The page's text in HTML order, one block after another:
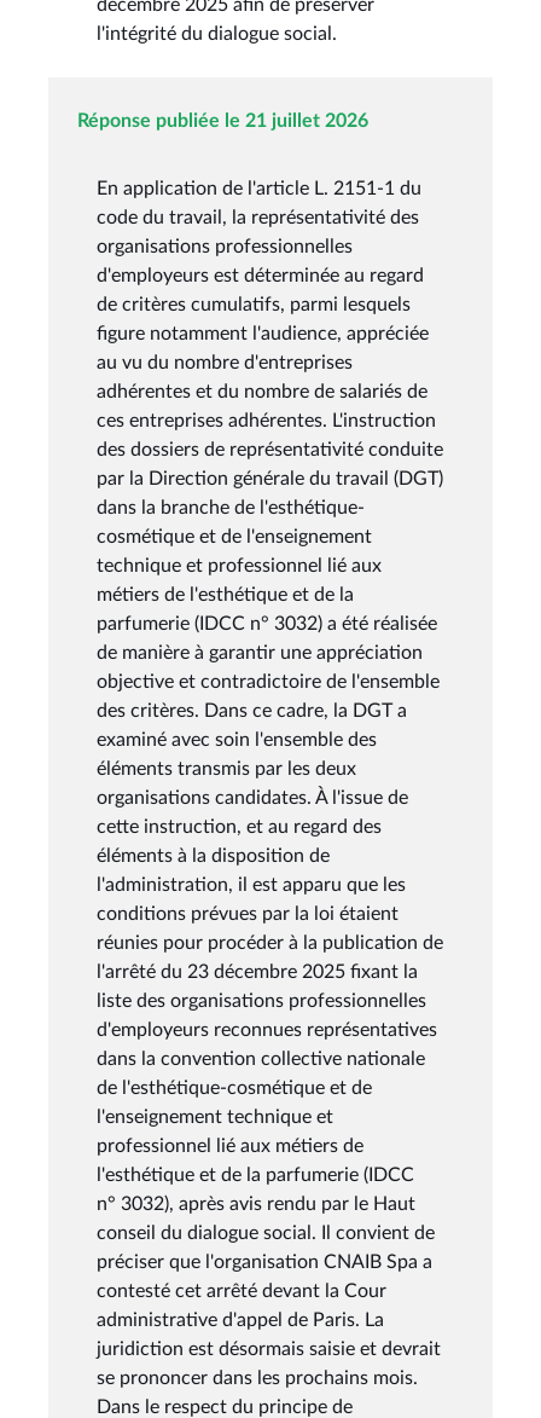
décembre 2025 afin de préserver
l'intégrité du dialogue social.
Réponse publiée le 21 juillet 2026
En application de l'article L. 2151-1 du
code du travail, la représentativité des
organisations professionnelles
d'employeurs est déterminée au regard
de critères cumulatifs, parmi lesquels
figure notamment l'audience, appréciée
au vu du nombre d'entreprises
adhérentes et du nombre de salariés de
ces entreprises adhérentes. L'instruction
des dossiers de représentativité conduite
par la Direction générale du travail (DGT)
dans la branche de l'esthétique-
cosmétique et de l'enseignement
technique et professionnel lié aux
métiers de l'esthétique et de la
parfumerie (IDCC n° 3032) a été réalisée
de manière à garantir une appréciation
objective et contradictoire de l'ensemble
des critères. Dans ce cadre, la DGT a
examiné avec soin l'ensemble des
éléments transmis par les deux
organisations candidates. À l'issue de
cette instruction, et au regard des
éléments à la disposition de
l'administration, il est apparu que les
conditions prévues par la loi étaient
réunies pour procéder à la publication de
l'arrêté du 23 décembre 2025 fixant la
liste des organisations professionnelles
d'employeurs reconnues représentatives
dans la convention collective nationale
de l'esthétique-cosmétique et de
l'enseignement technique et
professionnel lié aux métiers de
l'esthétique et de la parfumerie (IDCC
n° 3032), après avis rendu par le Haut
conseil du dialogue social. Il convient de
préciser que l'organisation CNAIB Spa a
contesté cet arrêté devant la Cour
administrative d'appel de Paris. La
juridiction est désormais saisie et devrait
se prononcer dans les prochains mois.
Dans le respect du principe de